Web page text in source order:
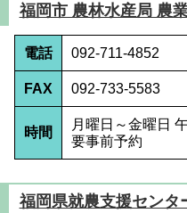
福岡市 農林水産局 農
電話 092-711-4852
FAX 092-733-5583
時間
月曜日～金曜日
要事前予約
福岡県就農支援センタ